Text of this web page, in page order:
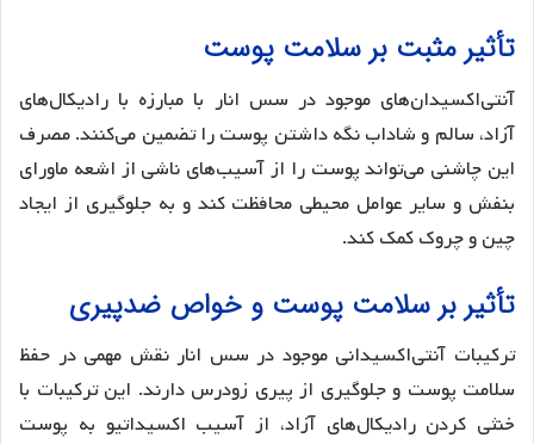
تأثیر مثبت بر سلامت پوست
آنتی‌اکسیدان‌های موجود در سس انار با مبارزه با رادیکال‌های
آزاد، سالم و شاداب نگه داشتن پوست را تضمین می‌کنند. مصرف
این چاشنی می‌تواند پوست را از آسیب‌های ناشی از اشعه ماورای
بنفش و سایر عوامل محیطی محافظت کند و به جلوگیری از ایجاد
چین و چروک کمک کند.
تأثیر بر سلامت پوست و خواص ضدپیری
ترکیبات آنتی‌اکسیدانی موجود در سس انار نقش مهمی در حفظ
سلامت پوست و جلوگیری از پیری زودرس دارند. این ترکیبات با
خنثی کردن رادیکال‌های آزاد، از آسیب اکسیداتیو به پوست